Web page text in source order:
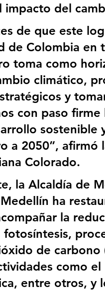
impacto del
de que este
de Colombia en
toma como
climático,
y
con paso
sostenible
a 2050”, afirmó
Colorado.
la Alcaldía de
ha
la
fotosíntesis,
de carbono
como
entre otros, y